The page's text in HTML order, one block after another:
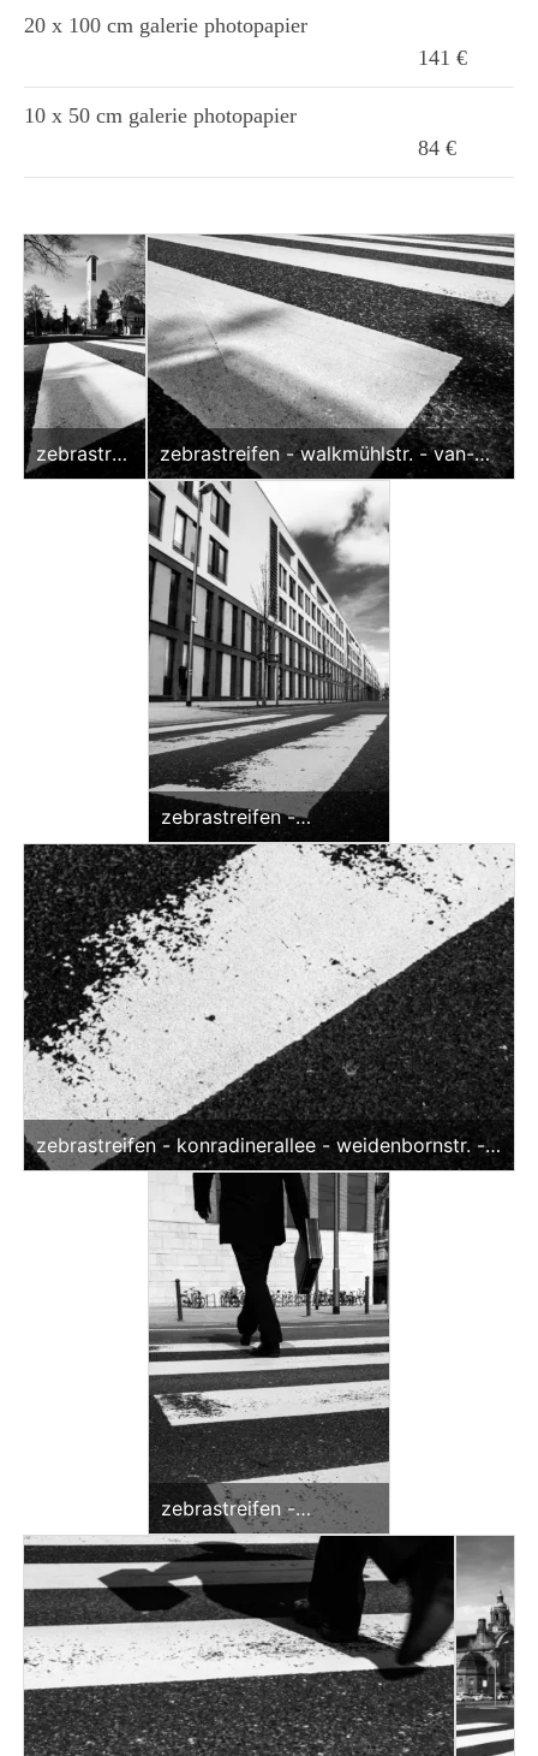
20 x 100 cm galerie photopapier
141 €
10 x 50 cm galerie photopapier
84 €
zebrastrei
fen -
zebrastreifen - walkmühlstr. - van-
dyck-str. - detail (sw) <br>offene
edition
zebrastreifen -
konradinerallee -
weidenbornstr. (sw)
<br>offene edition
zebrastreifen - konradinerallee - weidenbornstr. -
detail (sw)<br>offene edition
zebrastreifen -
klingholzstr. (sw)
<br>offene edition